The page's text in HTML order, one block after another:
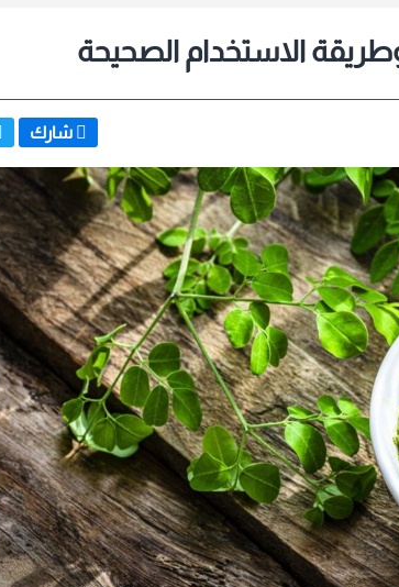
الاستخدام الصحيحة
شارك